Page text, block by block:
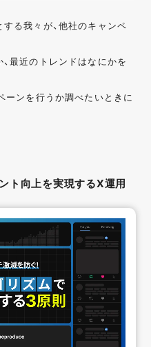
る我々が、他社のキャンペ
最近のトレンドはなにかを
ーンを行うか調べたいときに
ト向上を実現するX運用